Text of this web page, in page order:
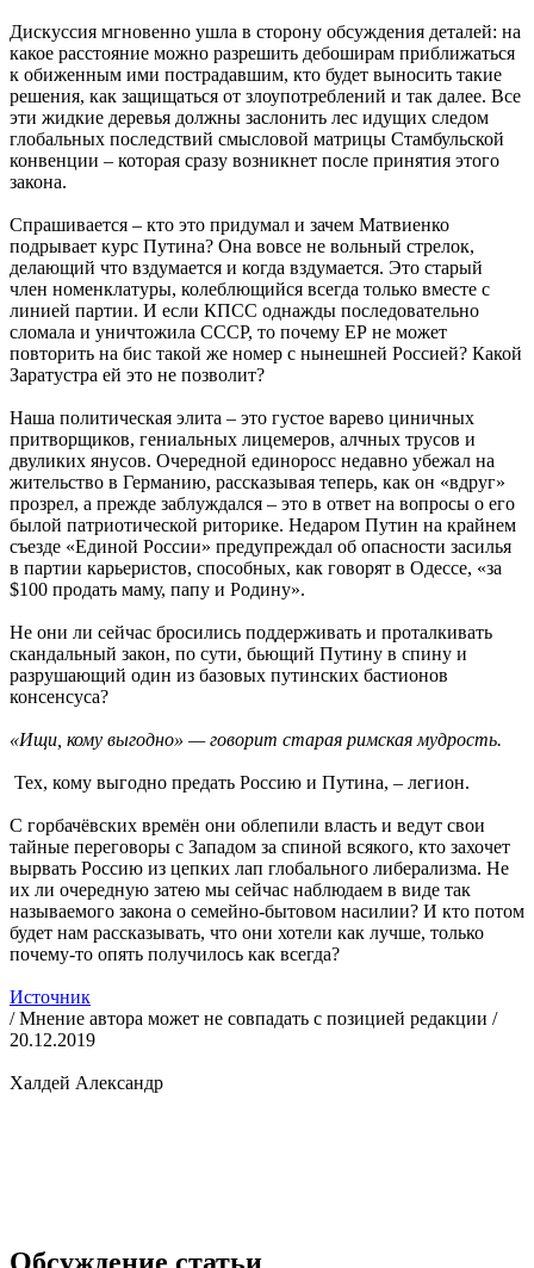
Дискуссия мгновенно ушла в сторону обсуждения деталей: на
какое расстояние можно разрешить дебоширам приближаться
к обиженным ими пострадавшим, кто будет выносить такие
решения, как защищаться от злоупотреблений и так далее. Все
эти жидкие деревья должны заслонить лес идущих следом
глобальных последствий смысловой матрицы Стамбульской
конвенции – которая сразу возникнет после принятия этого
закона.
Спрашивается – кто это придумал и зачем Матвиенко
подрывает курс Путина? Она вовсе не вольный стрелок,
делающий что вздумается и когда вздумается. Это старый
член номенклатуры, колеблющийся всегда только вместе с
линией партии. И если КПСС однажды последовательно
сломала и уничтожила СССР, то почему ЕР не может
повторить на бис такой же номер с нынешней Россией? Какой
Заратустра ей это не позволит?
Наша политическая элита – это густое варево циничных
притворщиков, гениальных лицемеров, алчных трусов и
двуликих янусов. Очередной единоросс недавно убежал на
жительство в Германию, рассказывая теперь, как он «вдруг»
прозрел, а прежде заблуждался – это в ответ на вопросы о его
былой патриотической риторике. Недаром Путин на крайнем
съезде «Единой России» предупреждал об опасности засилья
в партии карьеристов, способных, как говорят в Одессе, «за
$100 продать маму, папу и Родину».
Не они ли сейчас бросились поддерживать и проталкивать
скандальный закон, по сути, бьющий Путину в спину и
разрушающий один из базовых путинских бастионов
консенсуса?
«Ищи, кому выгодно» — говорит старая римская мудрость.
Тех, кому выгодно предать Россию и Путина, – легион.
С горбачёвских времён они облепили власть и ведут свои
тайные переговоры с Западом за спиной всякого, кто захочет
вырвать Россию из цепких лап глобального либерализма. Не
их ли очередную затею мы сейчас наблюдаем в виде так
называемого закона о семейно-бытовом насилии? И кто потом
будет нам рассказывать, что они хотели как лучше, только
почему-то опять получилось как всегда?
Источник
/ Мнение автора может не совпадать с позицией редакции /
20.12.2019
Халдей Александр
Обсуждение статьи